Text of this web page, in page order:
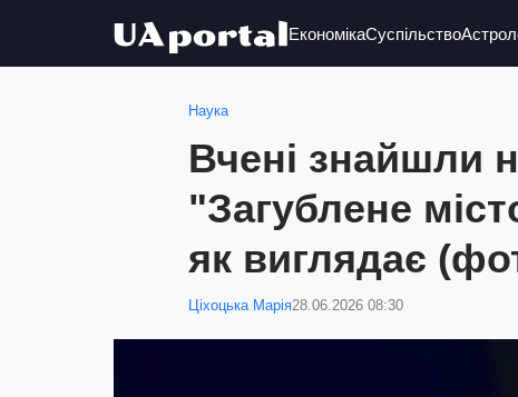
ЕкономікаСуспільство
Наука
Вчені знайшли
"Загублене
як виглядає
Ціхоцька Марія28.06.2026 08:30